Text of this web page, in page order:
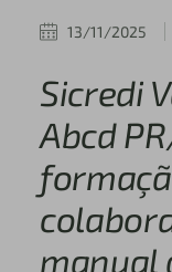
13/11/2025
Sicredi
Abcd
manual